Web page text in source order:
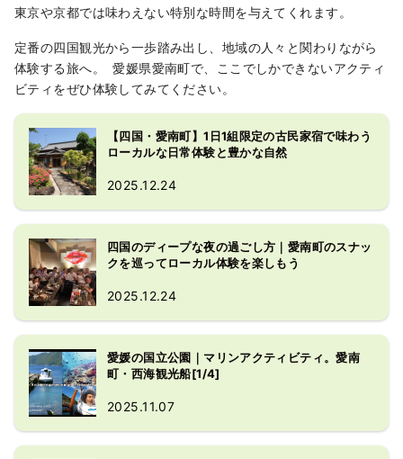
東京や京都では味わえない特別な時間を与えてくれます。
定番の四国観光から一歩踏み出し、地域の人々と関わりながら
体験する旅へ。 愛媛県愛南町で、ここでしかできないアクティ
ビティをぜひ体験してみてください。
【四国・愛南町】1日1組限定の古民家宿で味わう
ローカルな日常体験と豊かな自然
2025.12.24
四国のディープな夜の過ごし方｜愛南町のスナッ
クを巡ってローカル体験を楽しもう
2025.12.24
愛媛の国立公園｜マリンアクティビティ。愛南
町・西海観光船[1/4]
2025.11.07